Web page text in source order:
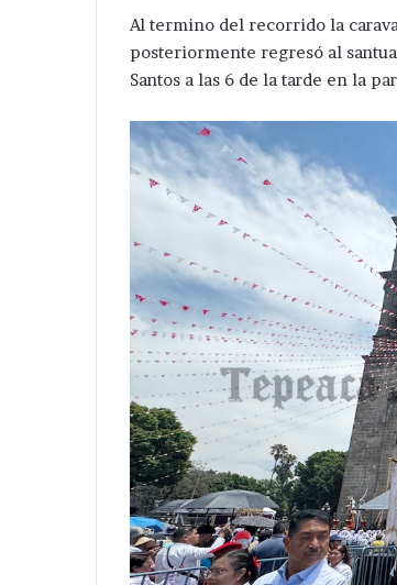
Al termino del recorrido la
posteriormente regresó al
Santos a las 6 de la tarde en la